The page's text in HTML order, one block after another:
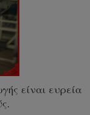
είναι ευρεία